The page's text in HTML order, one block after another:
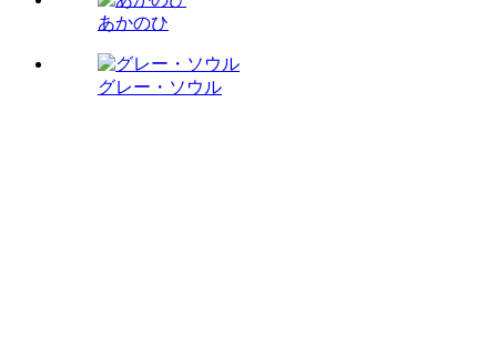
あかのひ
グレー・ソウル